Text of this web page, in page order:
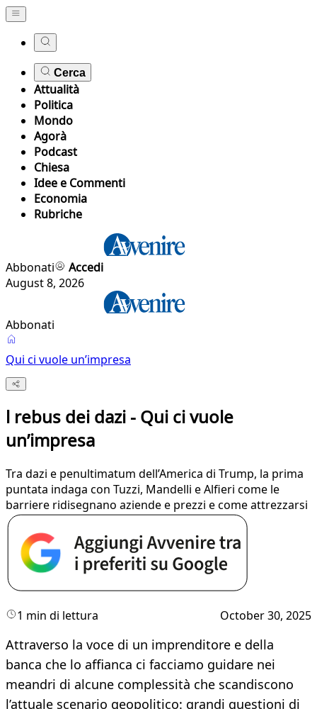
Cerca
Attualità
Politica
Mondo
Agorà
Podcast
Chiesa
Idee e Commenti
Economia
Rubriche
Abbonati
Accedi
August 8, 2026
Abbonati
Qui ci vuole un’impresa
l rebus dei dazi - Qui ci vuole
un’impresa
Tra dazi e penultimatum dell’America di Trump, la prima
puntata indaga con Tuzzi, Mandelli e Alfieri come le
barriere ridisegnano aziende e prezzi e come attrezzarsi
1 min di lettura October 30, 2025
Attraverso la voce di un imprenditore e della
banca che lo affianca ci facciamo guidare nei
meandri di alcune complessità che scandiscono
l’attuale scenario geopolitico: grandi questioni di